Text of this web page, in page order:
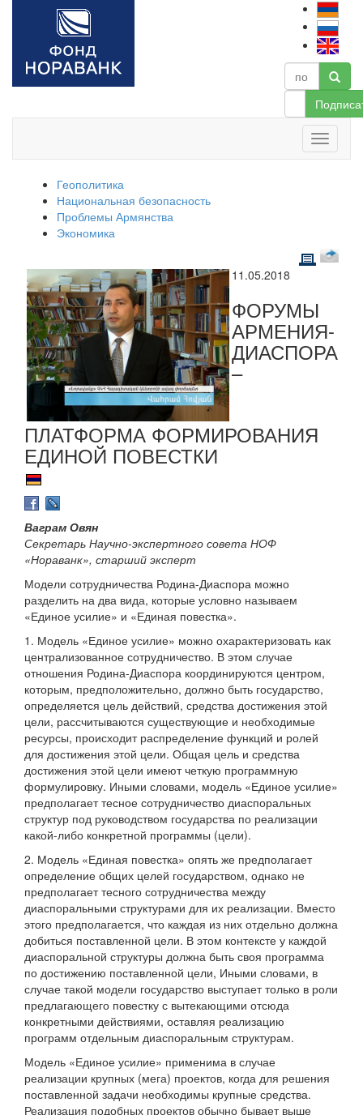
Геополитика
Национальная безопасность
Проблемы Армянства
Экономика
11.05.2018
ФОРУМЫ
АРМЕНИЯ-
ДИАСПОРА
–
ПЛАТФОРМА ФОРМИРОВАНИЯ
ЕДИНОЙ ПОВЕСТКИ
Ваграм Овян
Секретарь Научно-экспертного совета НОФ
«Нораванк», старший эксперт
Модели сотрудничества Родина-Диаспора можно
разделить на два вида, которые условно называем
«Единое усилие» и «Единая повестка».
1. Модель «Единое усилие» можно охарактеризовать как
централизованное сотрудничество. В этом случае
отношения Родина-Диаспора координируются центром,
которым, предположительно, должно быть государство,
определяется цель действий, средства достижения этой
цели, рассчитываются существующие и необходимые
ресурсы, происходит распределение функций и ролей
для достижения этой цели. Общая цель и средства
достижения этой цели имеют четкую программную
формулировку. Иными словами, модель «Единое усилие»
предполагает тесное сотрудничество диаспоральных
структур под руководством государства по реализации
какой-либо конкретной программы (цели).
2. Модель «Единая повестка» опять же предполагает
определение общих целей государством, однако не
предполагает тесного сотрудничества между
диаспоральными структурами для их реализации. Вместо
этого предполагается, что каждая из них отдельно должна
добиться поставленной цели. В этом контексте у каждой
диаспоральной структуры должна быть своя программа
по достижению поставленной цели, Иными словами, в
случае такой модели государство выступает только в роли
предлагающего повестку с вытекающими отсюда
конкретными действиями, оставляя реализацию
программ отдельным диаспоральным структурам.
Модель «Единое усилие» применима в случае
реализации крупных (мега) проектов, когда для решения
поставленной задачи необходимы крупные средства.
Реализация подобных проектов обычно бывает выше